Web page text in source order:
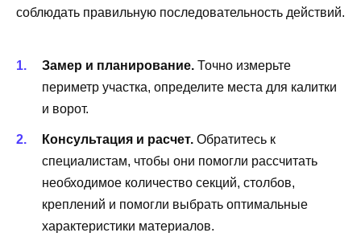
соблюдать правильную последовательность действий.
Замер и планирование. Точно измерьте
периметр участка, определите места для калитки
и ворот.
Консультация и расчет. Обратитесь к
специалистам, чтобы они помогли рассчитать
необходимое количество секций, столбов,
креплений и помогли выбрать оптимальные
характеристики материалов.